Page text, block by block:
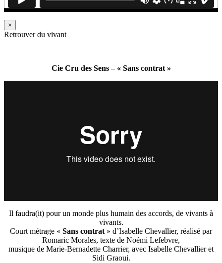
×
Retrouver du vivant
Cie Cru des Sens – « Sans contrat »
Il faudra(it) pour un monde plus humain des accords, de vivants à
vivants.
Court métrage « Sans contrat » d’Isabelle Chevallier, réalisé par
Romaric Morales, texte de Noémi Lefebvre,
musique de Marie-Bernadette Charrier, avec Isabelle Chevallier et
Sidi Graoui.